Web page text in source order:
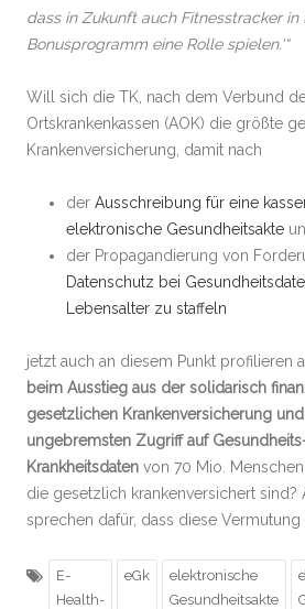
dass in Zukunft auch Fitnesstracker in
Bonusprogramm eine Rolle spielen.‘“
Will sich die TK, nach dem Verbund
Ortskrankenkassen (AOK) die größte
Krankenversicherung, damit nach
der Ausschreibung für eine
elektronische Gesundheitsakte
der Propagandierung von
Datenschutz bei
Lebensalter zu staffeln
jetzt auch an diesem Punkt profilieren
beim Ausstieg aus der solidarisch
gesetzlichen Krankenversicherung
ungebremsten Zugriff auf
Krankheitsdaten von 70 Mio.
die gesetzlich krankenversichert sind?
sprechen dafür, dass diese Vermutung
E-
Health-
eGk
elektronische
Gesundheitsakte